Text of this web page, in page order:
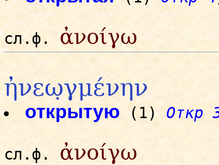
сл.ф. ἀνοίγω
ἠνεω̣γμένην
открытую (1) Откр
сл.ф. ἀνοίγω